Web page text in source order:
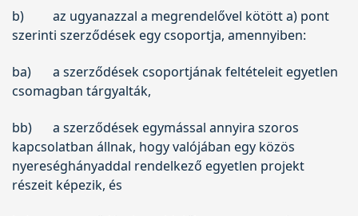
b)
az ugyanazzal a megrendelővel kötött a) pont
szerinti szerződések egy csoportja, amennyiben:
ba)
a szerződések csoportjának feltételeit egyetlen
csomagban tárgyalták,
bb)
a szerződések egymással annyira szoros
kapcsolatban állnak, hogy valójában egy közös
nyereséghányaddal rendelkező egyetlen projekt
részeit képezik, és